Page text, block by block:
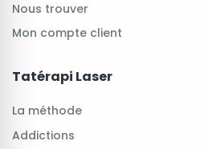
Nous trouver
Mon compte client
Tatérapi Laser
La méthode
Addictions